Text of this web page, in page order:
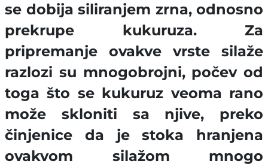
se dobija siliranjem zrna, odnosno
prekrupe kukuruza. Za
pripremanje ovakve vrste silaže
razlozi su mnogobrojni, počev od
toga što se kukuruz veoma rano
može skloniti sa njive, preko
činjenice da je stoka hranjena
ovakvom silažom mnogo